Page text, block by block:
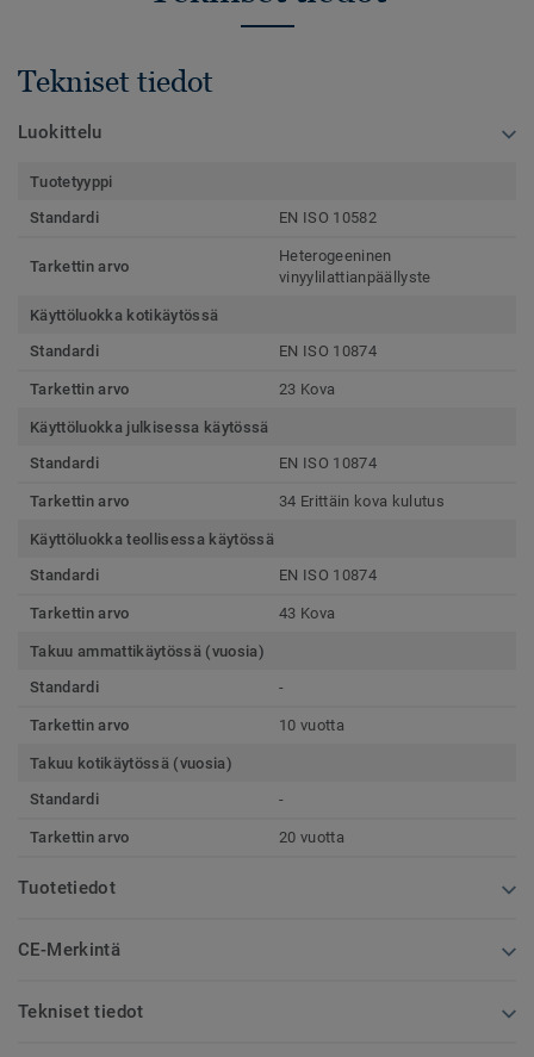
Tekniset tiedot
Luokittelu
Tuotetyyppi
Standardi
EN ISO 10582
Tarkettin arvo
Heterogeeninen
vinyylilattianpäällyste
Käyttöluokka kotikäytössä
Standardi
EN ISO 10874
Tarkettin arvo 23 Kova
Käyttöluokka julkisessa käytössä
Standardi
EN ISO 10874
Tarkettin arvo 34 Erittäin kova kulutus
Käyttöluokka teollisessa käytössä
Standardi
EN ISO 10874
Tarkettin arvo 43 Kova
Takuu ammattikäytössä (vuosia)
Standardi
-
Tarkettin arvo 10 vuotta
Takuu kotikäytössä (vuosia)
Standardi
-
Tarkettin arvo 20 vuotta
Tuotetiedot
CE-Merkintä
Tekniset tiedot